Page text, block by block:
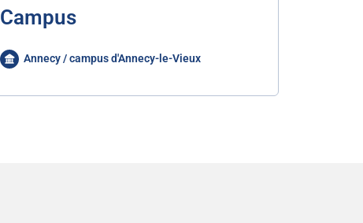
Campus
Annecy / campus d'Annecy-le-Vieux